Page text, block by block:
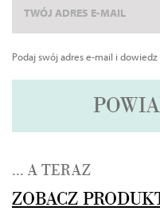
Podaj swój adres e-mail i
... A TERAZ
ZOBACZ